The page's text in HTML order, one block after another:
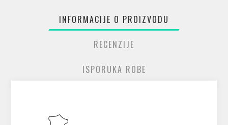
INFORMACIJE O PROIZVODU
RECENZIJE
ISPORUKA ROBE